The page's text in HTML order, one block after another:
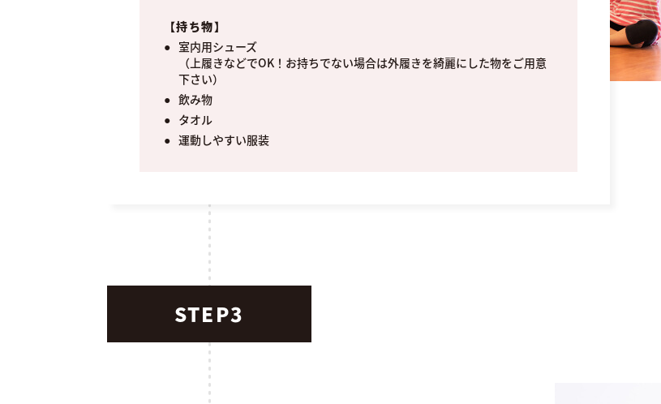
【持ち物】
室内用シューズ
（上履きなどでOK！お持ちでない場合は外履きを綺麗にした物をご用意
下さい）
飲み物
タオル
運動しやすい服装
STEP3